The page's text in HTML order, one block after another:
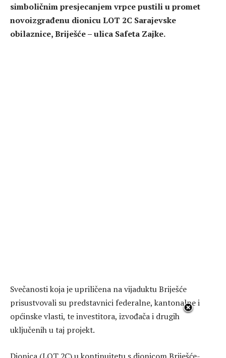
simboličnim presjecanjem vrpce pustili u promet
novoizgrađenu dionicu LOT 2C Sarajevske
obilaznice, Briješće – ulica Safeta Zajke.
Svečanosti koja je upriličena na vijaduktu Briješće
prisustvovali su predstavnici federalne, kantonalne i
općinske vlasti, te investitora, izvođača i drugih
uključenih u taj projekt.